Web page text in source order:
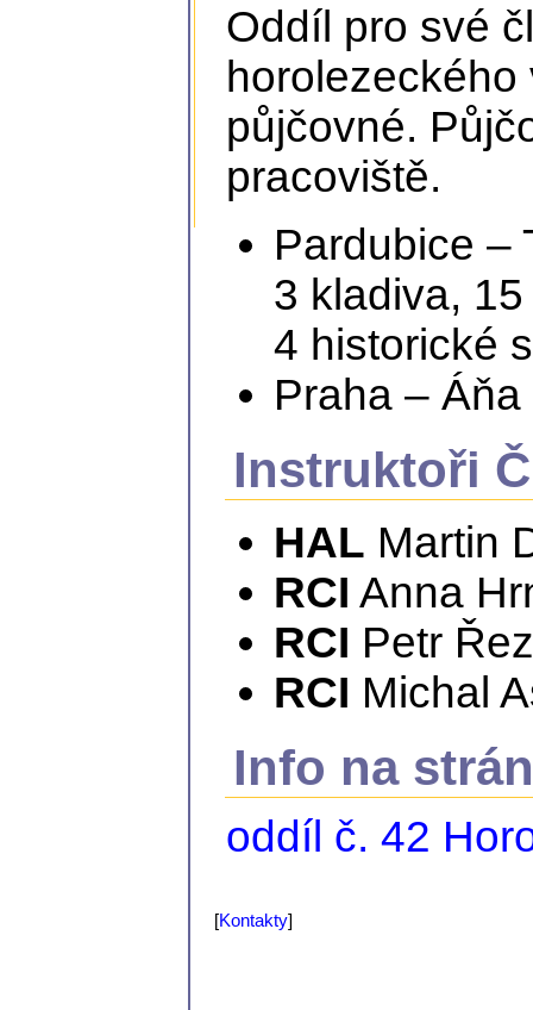
Oddíl pro své
půjčovné.
pracoviště.
Pardubice –
3 kladiva,
4 historické
Praha –
Instruktoři
HAL Martin
RCI Anna
RCI Petr
RCI Michal
Info na
oddíl č. 42
[Kontakty]